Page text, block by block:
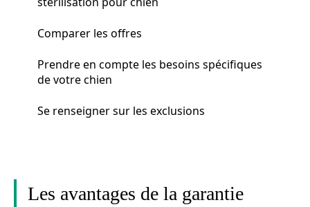
Comparer les offres
Prendre en compte les besoins spécifiques
de votre chien
Se renseigner sur les exclusions
Les avantages de la garantie